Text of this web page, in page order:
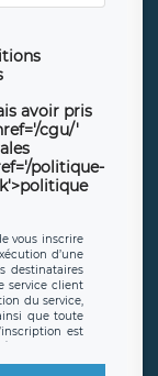
avoir pris
cgu/'
politique-
vous inscrire
d’une
destinataires
service client
du service,
que toute
est
RGPD. Les